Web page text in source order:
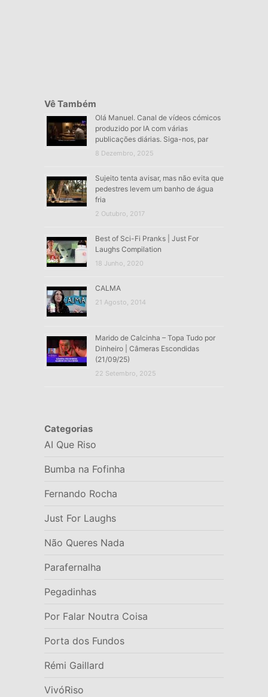
Vê Também
Olá Manuel. Canal de vídeos cómicos
produzido por IA com várias
publicações diárias. Siga-nos, par
8 Dezembro, 2025
Sujeito tenta avisar, mas não evita que
pedestres levem um banho de água
fria
2 Outubro, 2017
Best of Sci-Fi Pranks | Just For
Laughs Compilation
18 Junho, 2020
CALMA
21 Agosto, 2014
Marido de Calcinha – Topa Tudo por
Dinheiro | Câmeras Escondidas
(21/09/25)
22 Setembro, 2025
Categorias
AI Que Riso
Bumba na Fofinha
Fernando Rocha
Just For Laughs
Não Queres Nada
Parafernalha
Pegadinhas
Por Falar Noutra Coisa
Porta dos Fundos
Rémi Gaillard
VivóRiso